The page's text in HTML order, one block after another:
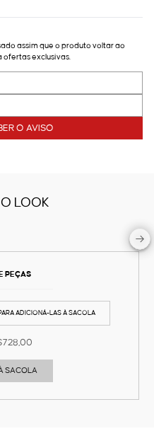
assim que o produto voltar ao
ofertas exclusivas.
O AVISO
LOOK
PEÇAS
ADICIONÁ-LAS À SACOLA
SACOLA